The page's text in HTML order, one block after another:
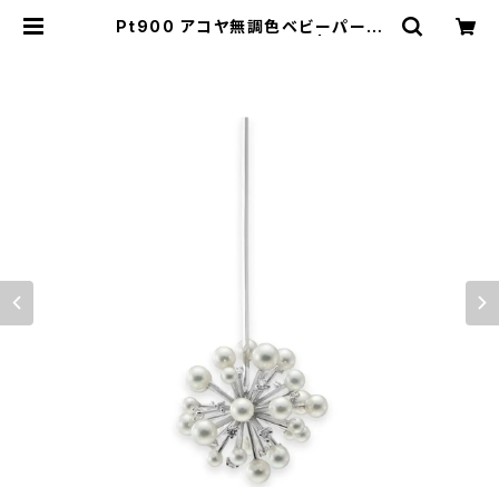
Pt900 アコヤ無調色ベビーパール